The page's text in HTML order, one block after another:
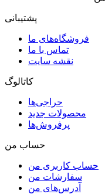
پشتیبانی
فروشگاه‌های ما
تماس با ما
نقشه سایت
کاتالوگ
حراجی‌ها
محصولات جدید
پرفروش‌ها
حساب من
حساب کاربری من
سفارشات من
آدرس‌های من